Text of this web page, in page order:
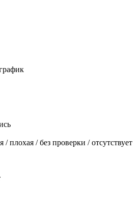
/ плохая / без проверки / отсутствует